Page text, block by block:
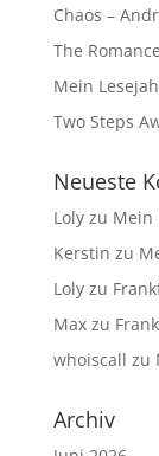
Chaos –
The
Mein
Two Steps
Neueste
Lolyzu Mein
Kerstin zu
Lolyzu
Maxzu
whoiscall zu
Archiv